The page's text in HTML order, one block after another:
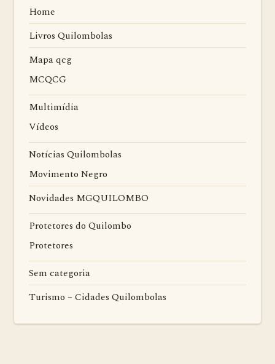
Home
Livros Quilombolas
Mapa qcg
MCQCG
Multimídia
Vídeos
Notícias Quilombolas
Movimento Negro
Novidades MGQUILOMBO
Protetores do Quilombo
Protetores
Sem categoria
Turismo – Cidades Quilombolas